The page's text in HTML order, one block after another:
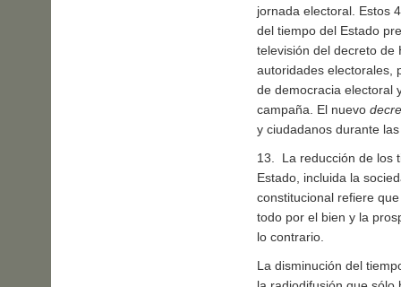
jornada electoral. Estos
del tiempo del Estado
televisión del decreto de
autoridades electorales,
de democracia electoral
campaña. El nuevo
y ciudadanos durante
13. La reducción de los
Estado, incluida la
constitucional refiere
todo por el bien y la
lo contrario.
La disminución del